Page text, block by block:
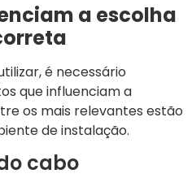
a escolha
é necessário
que influenciam a
os mais relevantes estão
de instalação.
cabo